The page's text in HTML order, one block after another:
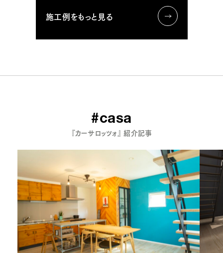
施工例をもっと見る
#casa
『カーサロッツォ』 紹介記事